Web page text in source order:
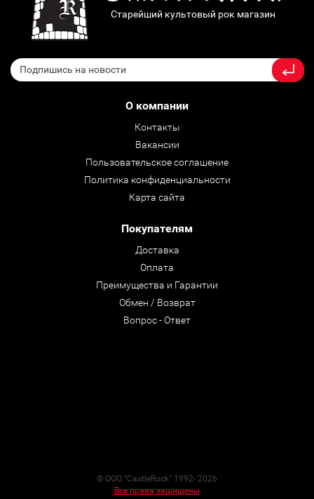
Старейший культовый рок магазин
О компании
Контакты
Вакансии
Пользовательское соглашение
Политика конфиденциальности
Карта сайта
Покупателям
Доставка
Оплата
Преимущества и Гарантии
Обмен / Возврат
Вопрос - Ответ
© ООО "CastleRock" 1992- 2026
Все права защищены